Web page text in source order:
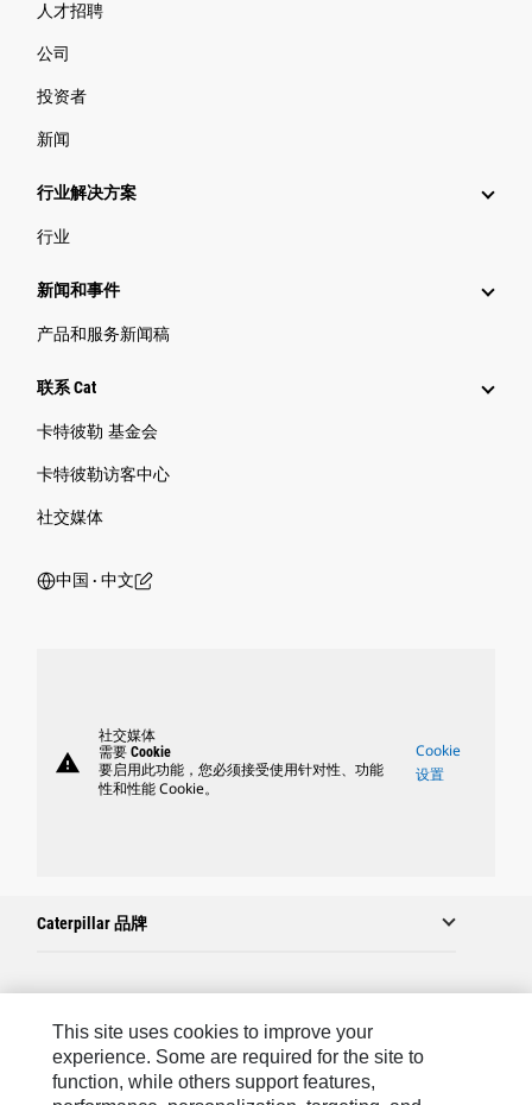
人才招聘
公司
投资者
新闻
行业解决方案
行业
新闻和事件
产品和服务新闻稿
联系 Cat
卡特彼勒 基金会
卡特彼勒访客中心
社交媒体
中国 ‧ 中文
warning
社交媒体
需要 Cookie
要启用此功能，您必须接受使用针对性、功能
性和性能 Cookie。
Cookie
设置
Caterpillar 品牌
联系 Caterpillar
站点地图
This site uses cookies to improve your
experience. Some are required for the site to
function, while others support features,